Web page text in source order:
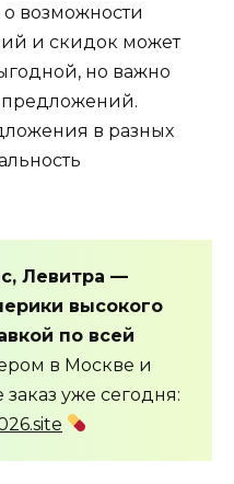
о возможности
и скидок может
но важно
предложений.
в разных
Левитра —
высокого
по всей
в Москве и
уже сегодня: